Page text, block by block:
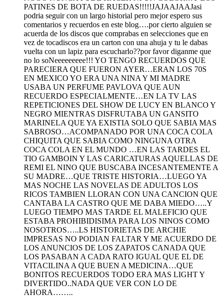
PATINES DE BOTA DE RUEDAS!!!!!JAJAAJAAJasi
podria seguir con un largo historial pero mejor espero sus
comentarios y recuerdos en este blog….por cierto alguien se
acuerda de los discos que comprabas en selecciones que en
vez de tocadiscos era un carton con una ahuja y tu le dabas
vuelta con un lapiz para escucharlo??por favor diganme que
no lo soNeeeeeeeee!!! YO TENGO RECUERDOS QUE
PARECIERA QUE FUERON AYER…ERAN LOS 70S
EN MEXICO YO ERA UNA NINA Y MI MADRE
USABA UN PERFUME PAVLOVA QUE AUN
RECUERDO ESPECIALMENTE…EN LA TV LAS
REPETICIONES DEL SHOW DE LUCY EN BLANCO Y
NEGRO MIENTRAS DISFRUTABA UN GANSITO
MARINELA QUE YA EXISTIA SOLO QUE SABIA MAS
SABROSO…ACOMPANADO POR UNA COCA COLA
CHIQUITA QUE SABIA COMO NINGUNA OTRA
COCA COLA EN EL MUNDO …EN LAS TARDES EL
TIO GAMBOIN Y LAS CARICATURAS AQUELLAS DE
REMI EL NINO QUE BUSCABA INCESANTEMENTE A
SU MADRE…QUE TRISTE HISTORIA…LUEGO YA
MAS NOCHE LAS NOVELAS DE ADULTOS LOS
RICOS TAMBIEN LLORAN CON UNA CANCION QUE
CANTABA LA CASTRO QUE ME DABA MIEDO…..Y
LUEGO TIEMPO MAS TARDE EL MALEFICIO QUE
ESTABA PROHIBIDISIMA PARA LOS NINOS COMO
NOSOTROS…..LS HISTORIETAS DE ARCHIE
IMPRESAS NO PODIAN FALTAR Y ME ACUERDO DE
LOS ANUNCIOS DE LOS ZAPATOS CANADA QUE
LOS PASABAN A CADA RATO IGUAL QUE EL DE
VITACILINA A QUE BUEN A MEDICINA…QUE
BONITOS RECUERDOS TODO ERA MAS LIGHT Y
DIVERTIDO..NADA QUE VER CON LO DE
AHORA……..